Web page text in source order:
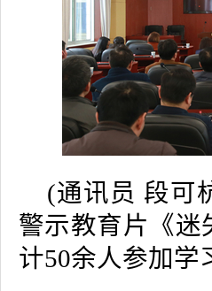
(通讯员 段可
警示教育片《迷
计50余人参加学